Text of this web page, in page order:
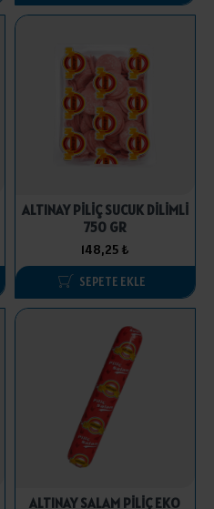
ALTINAY PİLİÇ SUCUK DİLİMLİ
750 GR
148,25 ₺
SEPETE EKLE
ALTINAY SALAM PİLİÇ EKO